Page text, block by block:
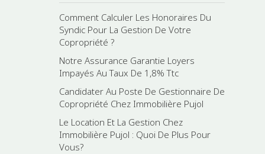
Comment Calculer Les Honoraires Du
Syndic Pour La Gestion De Votre
Copropriété ?
Notre Assurance Garantie Loyers
Impayés Au Taux De 1,8% Ttc
Candidater Au Poste De Gestionnaire De
Copropriété Chez Immobilière Pujol
Le Location Et La Gestion Chez
Immobilière Pujol : Quoi De Plus Pour
Vous?